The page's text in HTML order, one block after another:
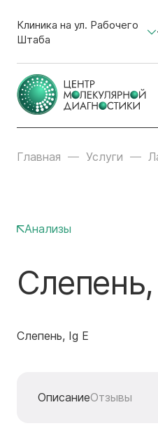
Клиника на ул. Рабочего
Штаба
Главная Услуги
Анализы
Слепень,
Слепень, Ig E
ОписаниеОтзывы